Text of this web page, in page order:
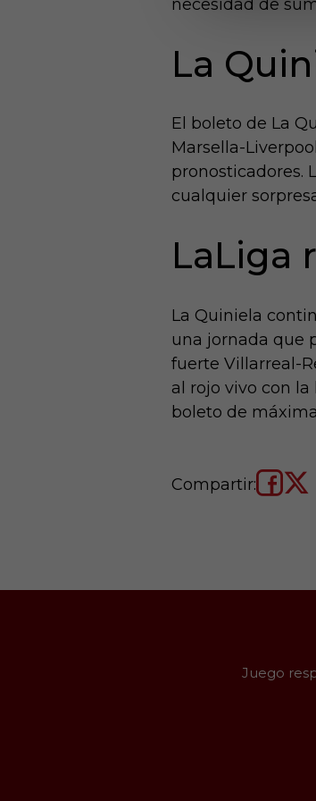
necesidad de
La
El boleto de La
Marsella-
pronosticadores.
cualquier
LaLiga
La Quiniela
una jornada que
fuerte Villarreal-
al rojo vivo con
boleto de
Compartir:
Juego